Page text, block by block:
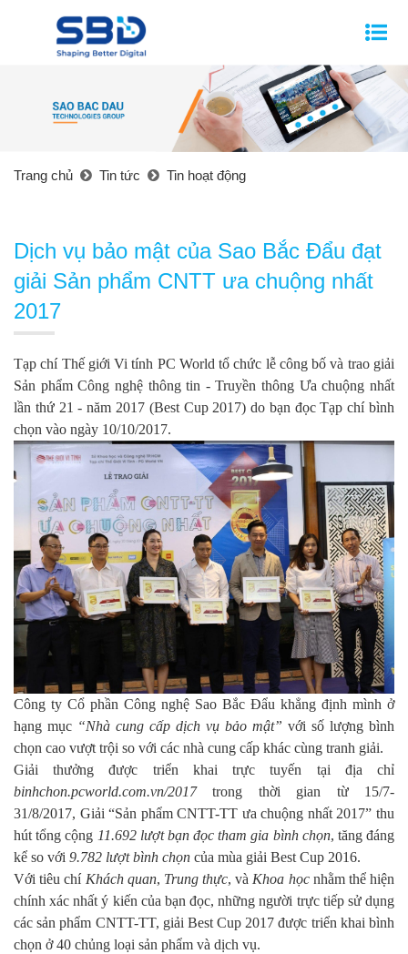
Trang chủ Tin tức Tin hoạt động
Dịch vụ bảo mật của Sao Bắc Đẩu đạt
giải Sản phẩm CNTT ưa chuộng nhất
2017
Tạp chí Thế giới Vi tính PC World tổ chức lễ công bố và trao giải
Sản phẩm Công nghệ thông tin - Truyền thông Ưa chuộng nhất
lần thứ 21 - năm 2017 (Best Cup 2017) do bạn đọc Tạp chí bình
chọn vào ngày 10/10/2017.
Công ty Cổ phần Công nghệ Sao Bắc Đẩu khẳng định mình ở
hạng mục “Nhà cung cấp dịch vụ bảo mật” với số lượng bình
chọn cao vượt trội so với các nhà cung cấp khác cùng tranh giải.
Giải thưởng được triển khai trực tuyến tại địa chỉ
binhchon.pcworld.com.vn/2017trong thời gian từ 15/7-
31/8/2017, Giải “Sản phẩm CNTT-TT ưa chuộng nhất 2017” thu
hút tổng cộng 11.692 lượt bạn đọc tham gia bình chọn, tăng đáng
kể so với 9.782 lượt bình chọn của mùa giải Best Cup 2016.
Với tiêu chí Khách quan, Trung thực, và Khoa học nhằm thể hiện
chính xác nhất ý kiến của bạn đọc, những người trực tiếp sử dụng
các sản phẩm CNTT-TT, giải Best Cup 2017 được triển khai bình
chọn ở 40 chủng loại sản phẩm và dịch vụ.